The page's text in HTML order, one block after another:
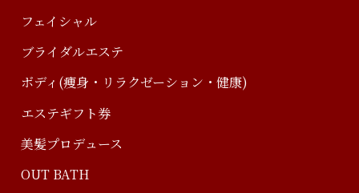
フェイシャル
ブライダルエステ
ボディ(痩身・リラクゼーション・健康)
エステギフト券
美髪プロデュース
OUT BATH